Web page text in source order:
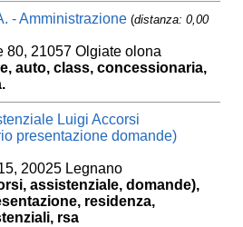
- Amministrazione (distanza: 0,00
80, 21057 Olgiate olona
auto, class, concessionaria,
Luigi Accorsi
presentazione domande)
20025 Legnano
assistenziale, domande),
residenza,
rsa